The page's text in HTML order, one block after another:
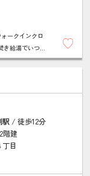
ークインクロ
給湯でいつで
んとあります
駅 / 徒歩12分
階建
目